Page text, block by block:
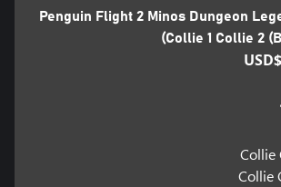
Penguin Flight 2 Minos Dungeon
Collie 1 Collie 2
Collie
Collie